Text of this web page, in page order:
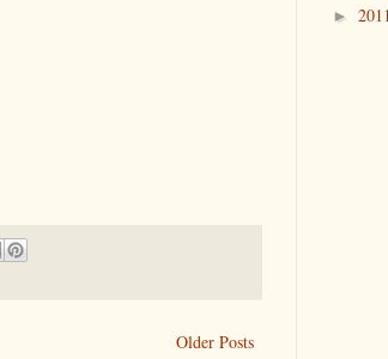
Older Posts
►